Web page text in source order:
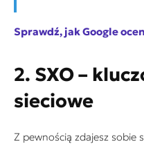
Sprawdź, jak Google
2. SXO –
sieciowe
Z pewnością zdajesz sobie